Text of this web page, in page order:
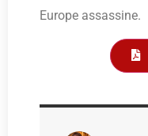
Europe assassine.